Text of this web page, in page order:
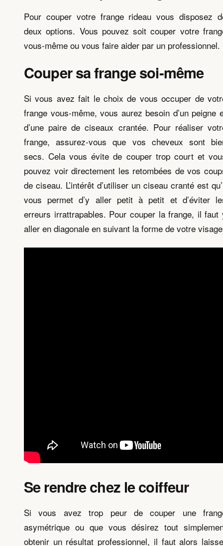
Pour couper votre frange rideau vous disposez
deux options. Vous pouvez soit couper votre
vous-même ou vous faire aider par un professionnel.
Couper sa frange soi-même
Si vous avez fait le choix de vous occuper de
frange vous-même, vous aurez besoin d’un peigne
d’une paire de ciseaux crantée. Pour réaliser
frange, assurez-vous que vos cheveux sont
secs. Cela vous évite de couper trop court et
pouvez voir directement les retombées de vos
de ciseau. L’intérêt d’utiliser un ciseau cranté est
vous permet d’y aller petit à petit et d’éviter
erreurs irrattrapables. Pour couper la frange, il faut
aller en diagonale en suivant la forme de votre
Se rendre chez le coiffeur
Si vous avez trop peur de couper une
asymétrique ou que vous désirez tout
obtenir un résultat professionnel, il faut alors